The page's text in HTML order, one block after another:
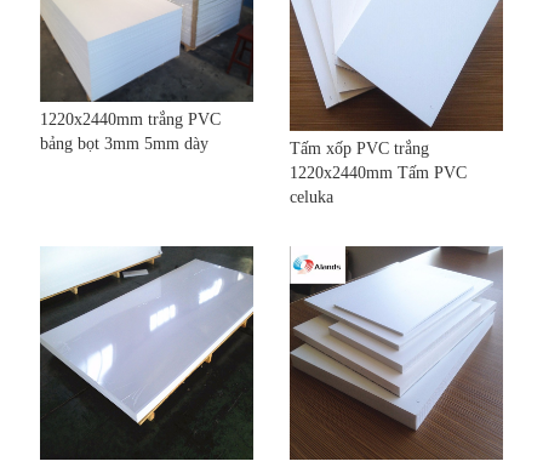
1220x2440mm trắng PVC
bảng bọt 3mm 5mm dày
Tấm xốp PVC trắng
1220x2440mm Tấm PVC
celuka